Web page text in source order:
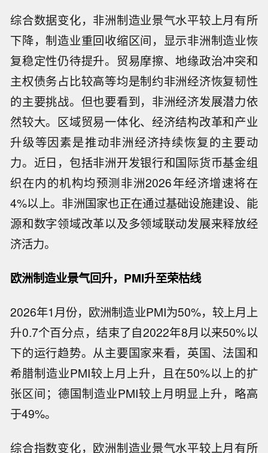
综合数据变化，非洲制造业景气水平较上月有所
下降，制造业重回收缩区间，显示非洲制造业恢
复稳定性仍待提升。贸易摩擦、地缘政治冲突和
主权债务占比较高等均是制约非洲经济恢复韧性
的主要挑战。但也要看到，非洲经济发展潜力依
然较大。区域贸易一体化、经济结构改革和产业
升级等因素是推动非洲经济持续恢复的主要动
力。近日，包括非洲开发银行和国际货币基金组
织在内的机构均预测非洲2026年经济增速将在
4%以上。非洲国家也正在通过基础设施建设、能
源和数字领域改革以及多领域联动发展来释放经
济活力。
欧洲制造业景气回升，PMI升至荣枯线
2026年1月份，欧洲制造业PMI为50%，较上月上
升0.7个百分点，结束了自2022年8月以来50%以
下的运行趋势。从主要国家来看，英国、法国和
希腊制造业PMI较上月上升，且在50%以上的扩
张区间；德国制造业PMI较上月明显上升，略高
于49%。
综合指数变化，欧洲制造业景气水平较上月有所